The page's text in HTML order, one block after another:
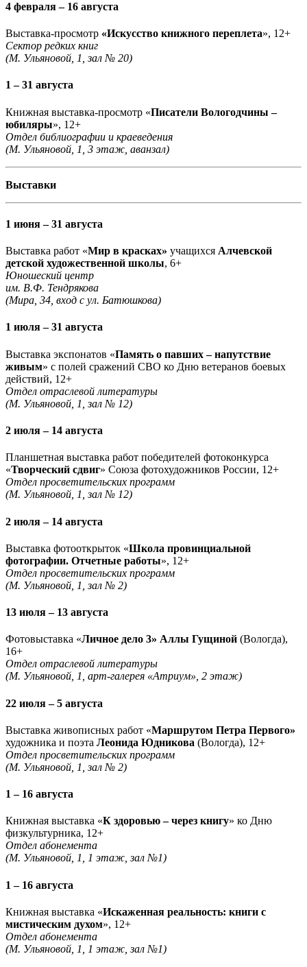
4 февраля – 16 августа
Выставка-просмотр «Искусство книжного переплета», 12+
Сектор редких книг
(М. Ульяновой, 1, зал № 20)
1 – 31 августа
Книжная выставка-просмотр «Писатели Вологодчины –
юбиляры», 12+
Отдел библиографии и краеведения
(М. Ульяновой, 1, 3 этаж, аванзал)
Выставки
1 июня – 31 августа
Выставка работ «Мир в красках» учащихся Алчевской
детской художественной школы, 6+
Юношеский центр
им. В.Ф. Тендрякова
(Мира, 34, вход с ул. Батюшкова)
1 июля – 31 августа
Выставка экспонатов «Память о павших – напутствие
живым» с полей сражений СВО ко Дню ветеранов боевых
действий, 12+
Отдел отраслевой литературы
(М. Ульяновой, 1, зал № 12)
2 июля – 14 августа
Планшетная выставка работ победителей фотоконкурса
«Творческий сдвиг» Союза фотохудожников России, 12+
Отдел просветительских программ
(М. Ульяновой, 1, зал № 12)
2 июля – 14 августа
Выставка фотооткрыток «Школа провинциальной
фотографии. Отчетные работы», 12+
Отдел просветительских программ
(М. Ульяновой, 1, зал № 2)
13 июля – 13 августа
Фотовыставка «Личное дело 3» Аллы Гущиной (Вологда),
16+
Отдел отраслевой литературы
(М. Ульяновой, 1, арт-галерея «Атриум», 2 этаж)
22 июля – 5 августа
Выставка живописных работ «Маршрутом Петра Первого»
художника и поэта Леонида Юдникова (Вологда), 12+
Отдел просветительских программ
(М. Ульяновой, 1, зал № 2)
1 – 16 августа
Книжная выставка «К здоровью – через книгу» ко Дню
физкультурника, 12+
Отдел абонемента
(М. Ульяновой, 1, 1 этаж, зал №1)
1 – 16 августа
Книжная выставка «Искаженная реальность: книги с
мистическим духом», 12+
Отдел абонемента
(М. Ульяновой, 1, 1 этаж, зал №1)